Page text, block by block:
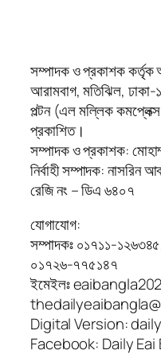
সম্পাদক ও প্রকাশক কর্তৃক
আরামবাগ, মতিঝিল,
পল্টন (এল মল্লিক
প্রকাশিত।
সম্পাদক ও প্রকাশক:
নির্বাহী সম্পাদক: নাসরিন
রেজি নং – ডিএ ৬৪০৭
যোগাযোগ:
সম্পাদকঃ ০১৭১১-১২৬৩৪৫,
০১৭২৬-৭৭৫১৪৭
ইমেইলঃ
Digital Version:
Facebook: Daily Eai